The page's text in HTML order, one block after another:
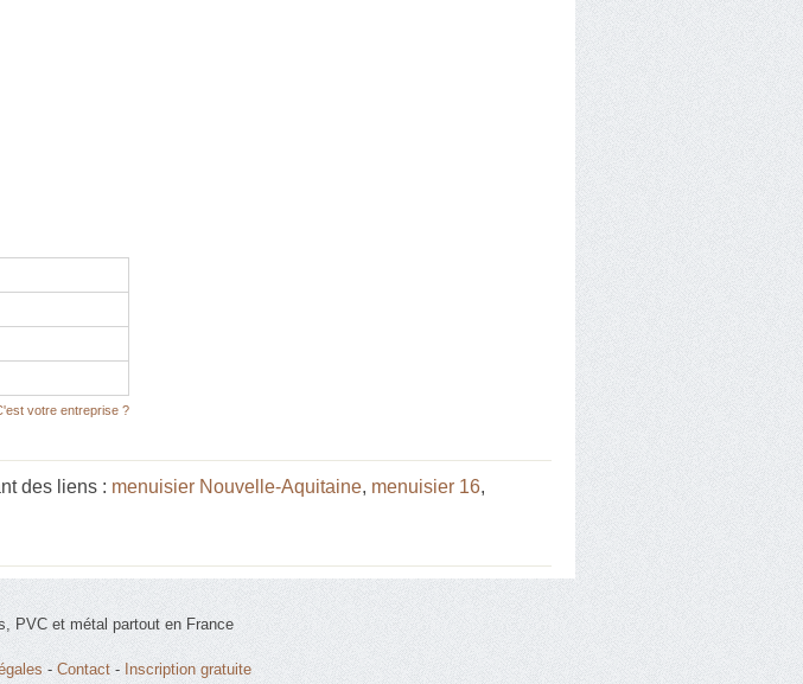
votre entreprise ?
des liens : menuisier Nouvelle-Aquitaine, menuisier 16,
PVC et métal partout en France
- Contact- Inscription gratuite